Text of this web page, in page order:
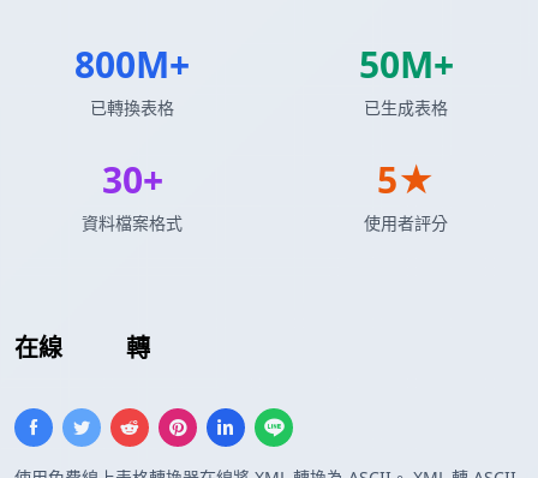
在線 轉
800M+
已轉換表格
50M+
已生成表格
30+
資料檔案格式
5★
使用者評分